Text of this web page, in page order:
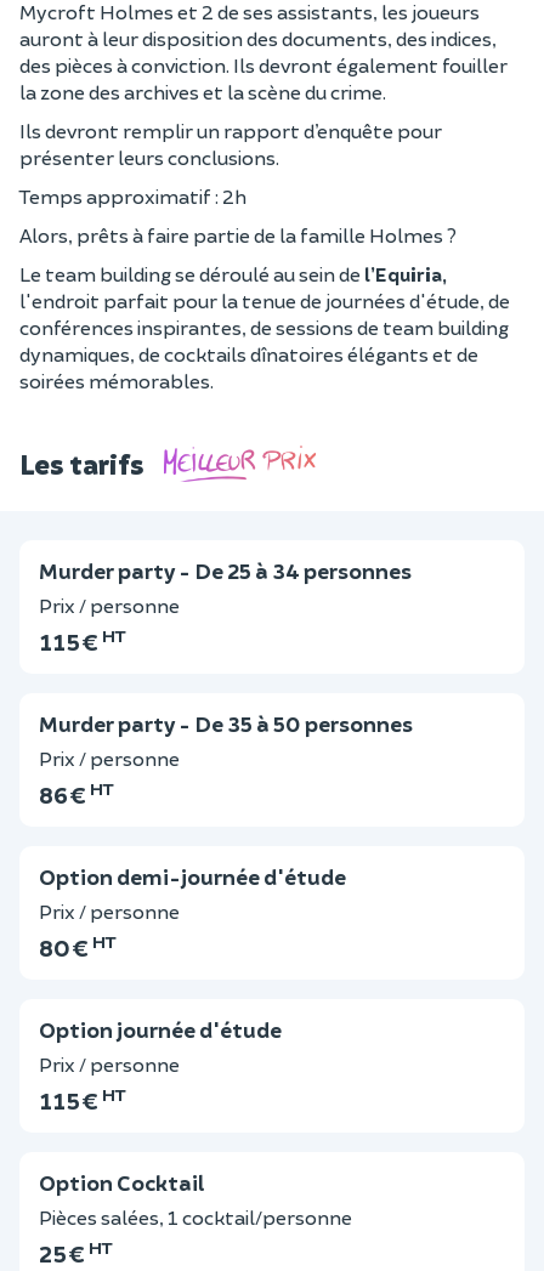
Mycroft Holmes et 2 de ses assistants, les joueurs
auront à leur disposition des documents, des indices,
des pièces à conviction. Ils devront également fouiller
la zone des archives et la scène du crime.
Ils devront remplir un rapport d’enquête pour
présenter leurs conclusions.
Temps approximatif : 2h
Alors, prêts à faire partie de la famille Holmes ?
Le team building se déroulé au sein de l’Equiria,
l'endroit parfait pour la tenue de journées d'étude, de
conférences inspirantes, de sessions de team building
dynamiques, de cocktails dînatoires élégants et de
soirées mémorables.
Les tarifs
Murder party - De 25 à 34 personnes
Prix / personne
115 € HT
Murder party - De 35 à 50 personnes
Prix / personne
86 € HT
Option demi-journée d'étude
Prix / personne
80 € HT
Option journée d'étude
Prix / personne
115 € HT
Option Cocktail
Pièces salées, 1 cocktail/personne
25 € HT